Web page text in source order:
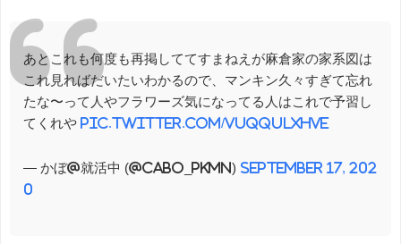
あとこれも何度も再掲しててすまねえが麻倉家の家系図は
これ見ればだいたいわかるので、マンキン久々すぎて忘れ
たな〜って人やフラワーズ気になってる人はこれで予習し
てくれや pic.twitter.com/VUqQulXhve
— かぼ@就活中 (@Cabo_Pkmn) September 17, 202
0